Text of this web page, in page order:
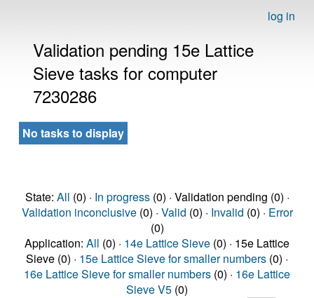
log in
Validation pending 15e Lattice
Sieve tasks for computer
7230286
No tasks to display
State: All (0) · In progress(0) · Validation pending (0) ·
Validation inconclusive(0) · Valid (0) · Invalid (0) · Error
(0)
Application: All (0) · 14e Lattice Sieve (0) · 15e Lattice
Sieve (0) · 15e Lattice Sieve for smaller numbers (0) ·
16e Lattice Sieve for smaller numbers (0) · 16e Lattice
Sieve V5 (0)